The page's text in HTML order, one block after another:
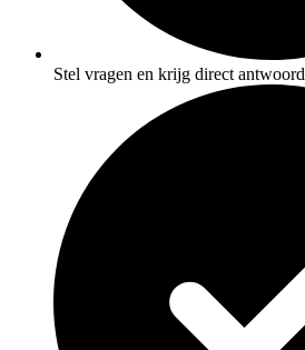
Stel vragen en krijg direct antwoord